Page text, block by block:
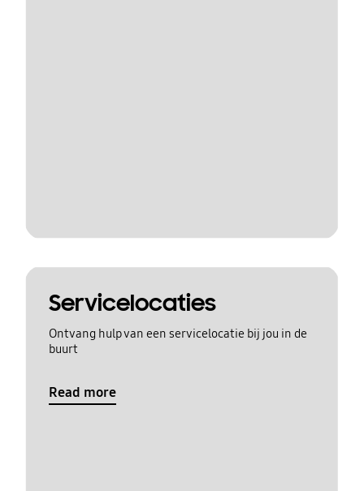
Servicelocaties
Ontvang hulp van een servicelocatie bij jou in de
buurt
Read more